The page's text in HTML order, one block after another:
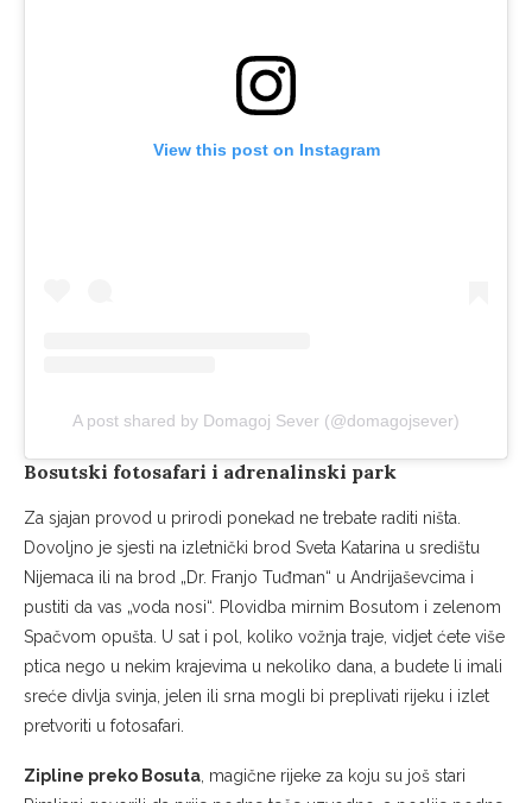
View this post on Instagram
A post shared by Domagoj Sever (@domagojsever)
Bosutski fotosafari i adrenalinski park
Za sjajan provod u prirodi ponekad ne trebate raditi ništa.
Dovoljno je sjesti na izletnički brod Sveta Katarina u središtu
Nijemaca ili na brod „Dr. Franjo Tuđman“ u Andrijaševcima i
pustiti da vas „voda nosi“. Plovidba mirnim Bosutom i zelenom
Spačvom opušta. U sat i pol, koliko vožnja traje, vidjet ćete više
ptica nego u nekim krajevima u nekoliko dana, a budete li imali
sreće divlja svinja, jelen ili srna mogli bi preplivati rijeku i izlet
pretvoriti u fotosafari.
Zipline preko Bosuta , magične rijeke za koju su još stari